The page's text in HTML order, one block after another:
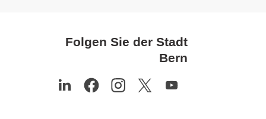
Folgen Sie der Stadt
Bern